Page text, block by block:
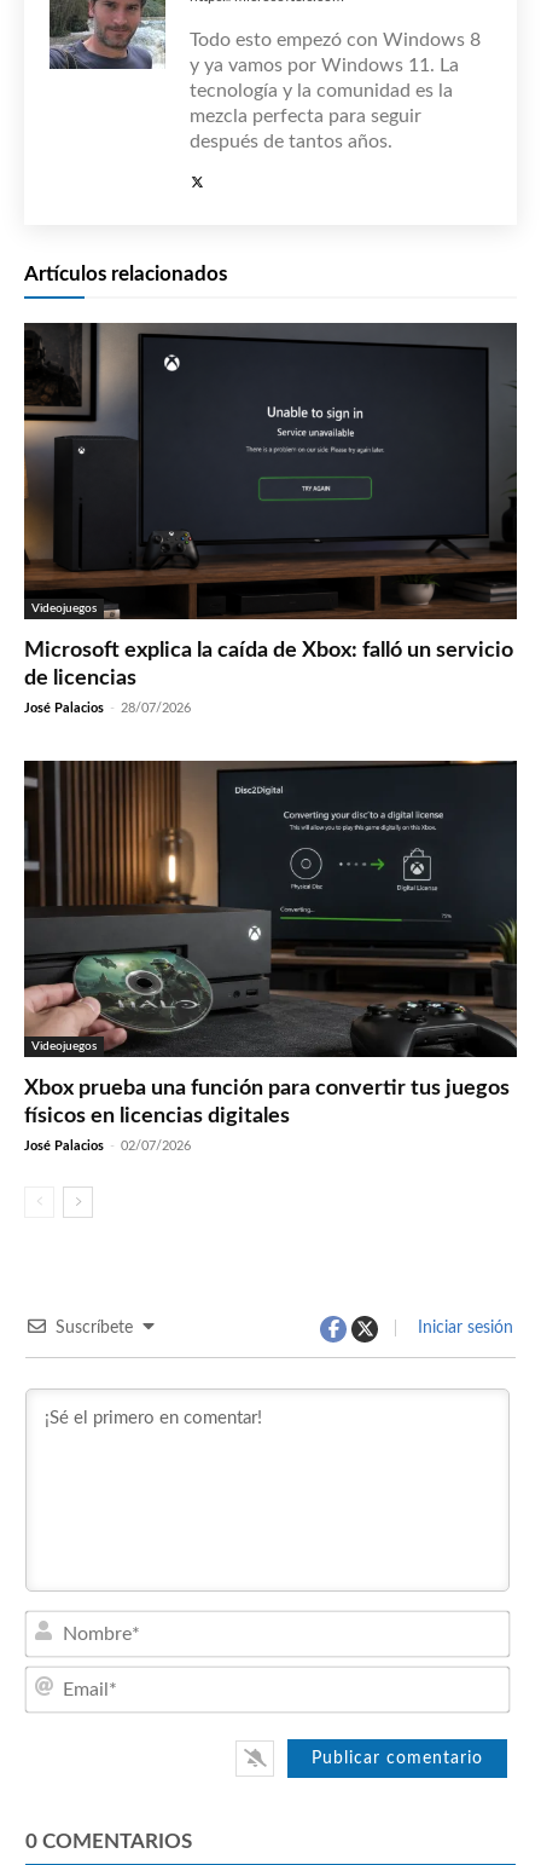
Todo esto empezó con Windows 8
y ya vamos por Windows 11. La
tecnología y la comunidad es la
mezcla perfecta para seguir
después de tantos años.
Artículos relacionados
Videojuegos
Microsoft explica la caída de Xbox: falló un servicio
de licencias
José Palacios - 28/07/2026
Videojuegos
Xbox prueba una función para convertir tus juegos
físicos en licencias digitales
José Palacios - 02/07/2026
Suscríbete Iniciar sesión
0 COMENTARIOS